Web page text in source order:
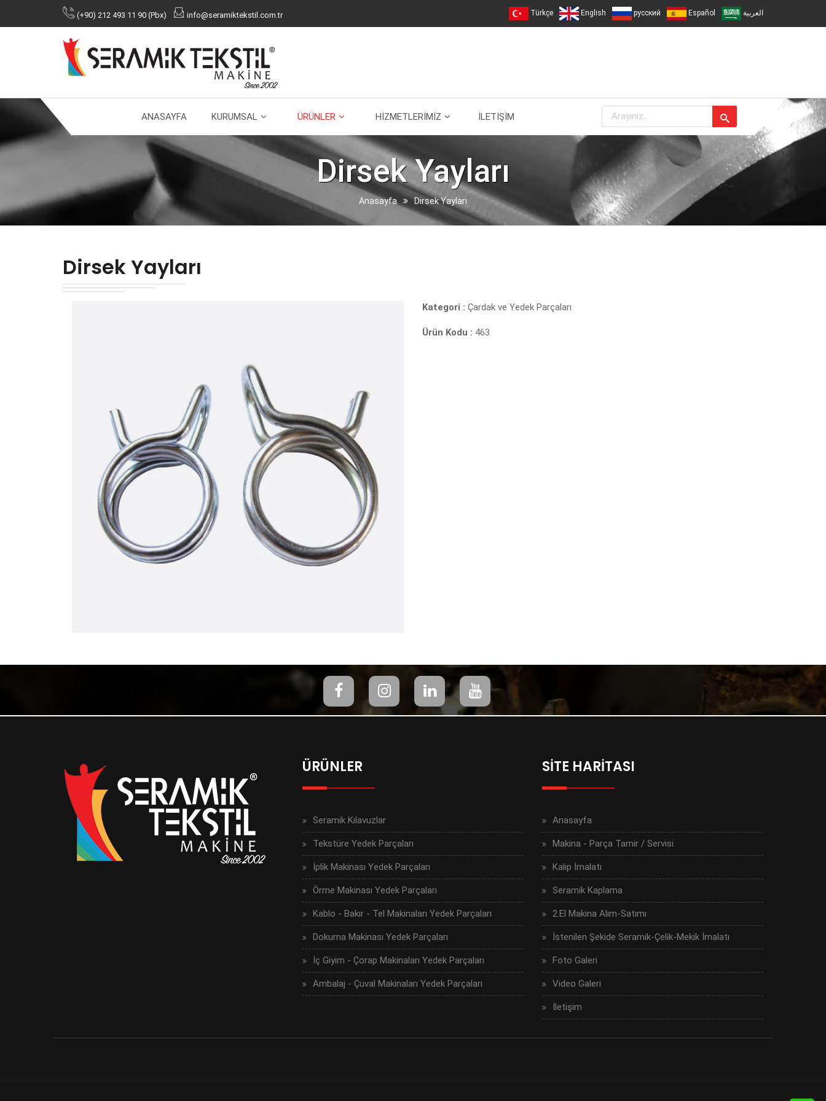
(+90) 212 493 11 90 (Pbx) info@seramiktekstil.com.tr Türkçe English русский Español العربية
ANASAYFA KURUMSAL ÜRÜNLER HİZMETLERİMİZ İLETİŞİM
Dirsek Yayları
Anasayfa Dirsek Yayları
Dirsek Yayları
Kategori : Çardak ve Yedek Parçaları
Ürün Kodu : 463
ÜRÜNLER
Seramik Kılavuzlar
Tekstüre Yedek Parçaları
İplik Makinası Yedek Parçaları
Örme Makinası Yedek Parçaları
Kablo - Bakır - Tel Makinaları Yedek Parçaları
Dokuma Makinası Yedek Parçaları
İç Giyim - Çorap Makinaları Yedek Parçaları
Ambalaj - Çuval Makinaları Yedek Parçaları
SİTE HARİTASI
Anasayfa
Makina - Parça Tamir / Servisi
Kalıp İmalatı
Seramik Kaplama
2.El Makina Alım-Satımı
İstenilen Şekide Seramik-Çelik-Mekik İmalatı
Foto Galeri
Video Galeri
İletişim